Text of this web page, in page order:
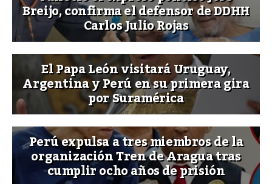
Breijo, confirma el defensor de DDHH
Carlos Julio Rojas
El Papa León visitará Uruguay,
Argentina y Perú en su primera gira
por Suramérica
Perú expulsa a tres miembros de la
organización Tren de Aragua tras
cumplir ocho años de prisión